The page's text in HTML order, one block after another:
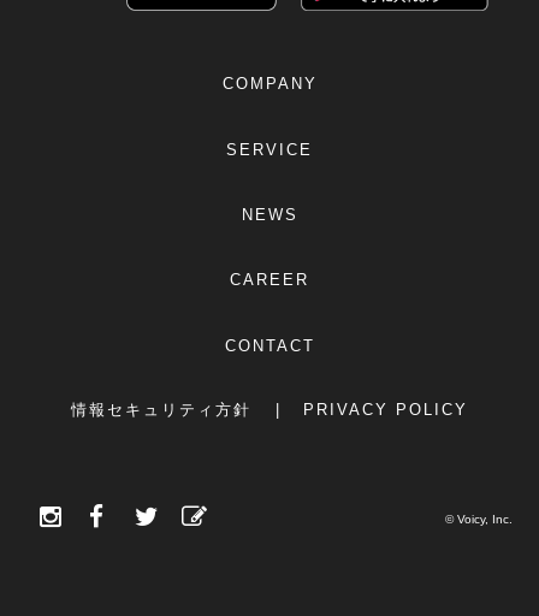
COMPANY
SERVICE
NEWS
CAREER
CONTACT
情報セキュリティ方針 PRIVACY POLICY
© Voicy, Inc.